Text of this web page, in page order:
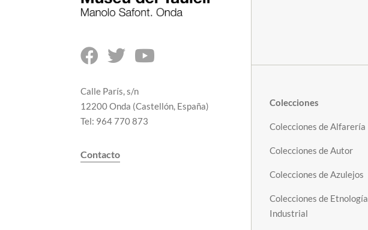
  
Calle París, s/n
12200 Onda (Castellón, España)
Tel: 964 770 873
Contacto
Colecciones
Colecciones de Alfarería
Colecciones de Autor
Colecciones de Azulejos
Colecciones de Etnología
Industrial